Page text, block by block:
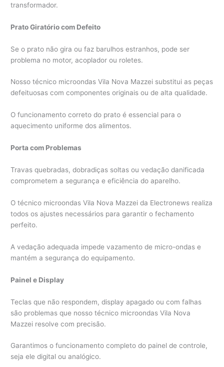
transformador.
Prato Giratório com Defeito
Se o prato não gira ou faz barulhos estranhos, pode ser
problema no motor, acoplador ou roletes.
Nosso técnico microondas Vila Nova Mazzei substitui as peças
defeituosas com componentes originais ou de alta qualidade.
O funcionamento correto do prato é essencial para o
aquecimento uniforme dos alimentos.
Porta com Problemas
Travas quebradas, dobradiças soltas ou vedação danificada
comprometem a segurança e eficiência do aparelho.
O técnico microondas Vila Nova Mazzei da Electronews realiza
todos os ajustes necessários para garantir o fechamento
perfeito.
A vedação adequada impede vazamento de micro-ondas e
mantém a segurança do equipamento.
Painel e Display
Teclas que não respondem, display apagado ou com falhas
são problemas que nosso técnico microondas Vila Nova
Mazzei resolve com precisão.
Garantimos o funcionamento completo do painel de controle,
seja ele digital ou analógico.